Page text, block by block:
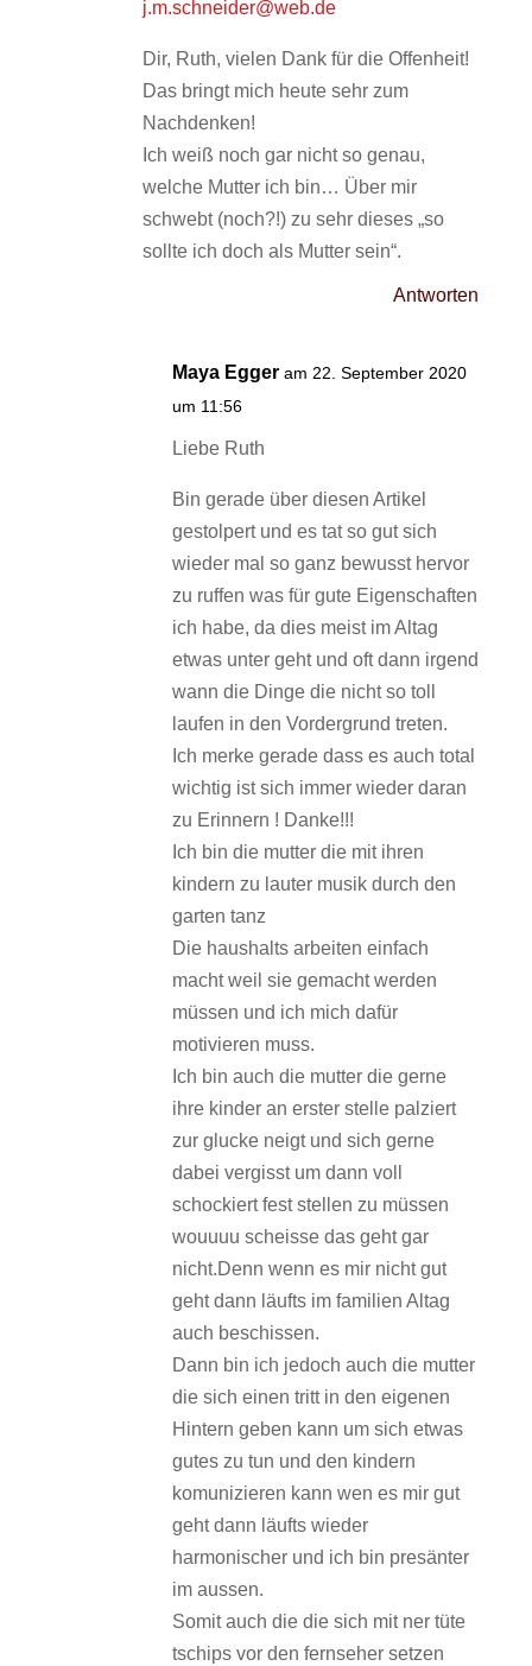
j.m.schneider@web.de
Dir, Ruth, vielen Dank für die Offenheit!
Das bringt mich heute sehr zum
Nachdenken!
Ich weiß noch gar nicht so genau,
welche Mutter ich bin… Über mir
schwebt (noch?!) zu sehr dieses „so
sollte ich doch als Mutter sein“.
Antworten
Maya Egger am 22. September 2020
um 11:56
Liebe Ruth
Bin gerade über diesen Artikel
gestolpert und es tat so gut sich
wieder mal so ganz bewusst hervor
zu ruffen was für gute Eigenschaften
ich habe, da dies meist im Altag
etwas unter geht und oft dann irgend
wann die Dinge die nicht so toll
laufen in den Vordergrund treten.
Ich merke gerade dass es auch total
wichtig ist sich immer wieder daran
zu Erinnern ! Danke!!!
Ich bin die mutter die mit ihren
kindern zu lauter musik durch den
garten tanz
Die haushalts arbeiten einfach
macht weil sie gemacht werden
müssen und ich mich dafür
motivieren muss.
Ich bin auch die mutter die gerne
ihre kinder an erster stelle palziert
zur glucke neigt und sich gerne
dabei vergisst um dann voll
schockiert fest stellen zu müssen
wouuuu scheisse das geht gar
nicht.Denn wenn es mir nicht gut
geht dann läufts im familien Altag
auch beschissen.
Dann bin ich jedoch auch die mutter
die sich einen tritt in den eigenen
Hintern geben kann um sich etwas
gutes zu tun und den kindern
komunizieren kann wen es mir gut
geht dann läufts wieder
harmonischer und ich bin presänter
im aussen.
Somit auch die die sich mit ner tüte
tschips vor den fernseher setzen